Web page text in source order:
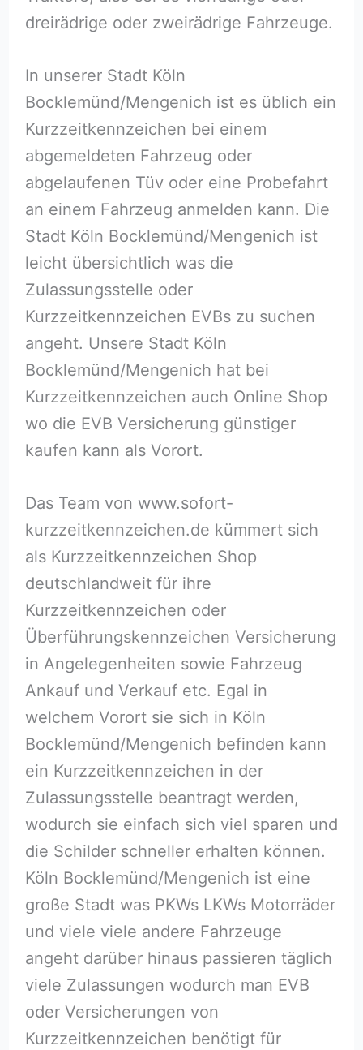
dreirädrige oder zweirädrige Fahrzeuge.
In unserer Stadt Köln
Bocklemünd/Mengenich ist es üblich ein
Kurzzeitkennzeichen bei einem
abgemeldeten Fahrzeug oder
abgelaufenen Tüv oder eine Probefahrt
an einem Fahrzeug anmelden kann. Die
Stadt Köln Bocklemünd/Mengenich ist
leicht übersichtlich was die
Zulassungsstelle oder
Kurzzeitkennzeichen EVBs zu suchen
angeht. Unsere Stadt Köln
Bocklemünd/Mengenich hat bei
Kurzzeitkennzeichen auch Online Shop
wo die EVB Versicherung günstiger
kaufen kann als Vorort.
Das Team von www.sofort-
kurzzeitkennzeichen.de kümmert sich
als Kurzzeitkennzeichen Shop
deutschlandweit für ihre
Kurzzeitkennzeichen oder
Überführungskennzeichen Versicherung
in Angelegenheiten sowie Fahrzeug
Ankauf und Verkauf etc. Egal in
welchem Vorort sie sich in Köln
Bocklemünd/Mengenich befinden kann
ein Kurzzeitkennzeichen in der
Zulassungsstelle beantragt werden,
wodurch sie einfach sich viel sparen und
die Schilder schneller erhalten können.
Köln Bocklemünd/Mengenich ist eine
große Stadt was PKWs LKWs Motorräder
und viele viele andere Fahrzeuge
angeht darüber hinaus passieren täglich
viele Zulassungen wodurch man EVB
oder Versicherungen von
Kurzzeitkennzeichen benötigt für